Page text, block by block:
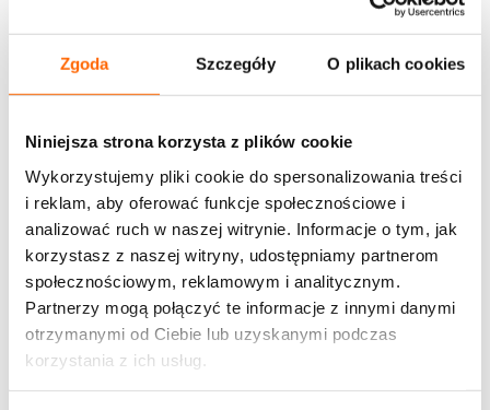
Zgoda Szczegóły O plikach cookies
Niniejsza strona korzysta z plików cookie
Wykorzystujemy pliki cookie do spersonalizowania treści
i reklam, aby oferować funkcje społecznościowe i
analizować ruch w naszej witrynie. Informacje o tym, jak
korzystasz z naszej witryny, udostępniamy partnerom
społecznościowym, reklamowym i analitycznym.
Partnerzy mogą połączyć te informacje z innymi danymi
otrzymanymi od Ciebie lub uzyskanymi podczas
korzystania z ich usług.
pracy? U nas to możliwe
którego uczestnicy stają się częścią
Zakaz gotowania żaby
Nowy spektakl
interaktywny o mechanizmach nadużywania
władzy i przekraczania granic w miejscu pracy
Development CenterPoznaj autorskie podejście
House of Skills do diagnozy kompetencji dla
kluczowych grup pracowmików
Marka osobista w organizacjiSzkolenie dotyczy
budowania marki osobistej wewnątrz
organizacji/zespole w jakiej pracuje uczestnik
Zobacz więcej